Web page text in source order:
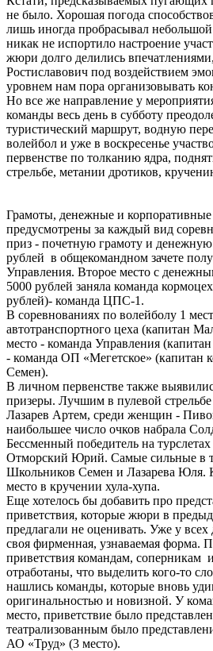
не было. Хорошая погода
лишь иногда пробрасывал
никак не испортило настроение
жюри долго делились
Ростиславович под воздействием
уровнем нам пора организовывать
Но все же направление у
команды весь день в субботу
туристический маршрут, водную
волейбол и уже в воскресенье
первенстве по толканию ядра,
стрельбе, метании дротиков,
Грамоты, денежные и
предусмотрены за каждый вид
приз - почетную грамоту и
рублей в общекомандном зачете
Управления. Второе место с
5000 рублей заняла команда
рублей)- команда ЦПС-1.
В соревнованиях по волейболу 1
автотранспортного цеха (капитан
место - команда Управления
- команда ОП «Мегетское» (капитан
Семен).
В личном первенстве также
призеры. Лучшим в пулевой
Лазарев Артем, среди женщин -
наибольшее число очков набрала
Бессменный победитель на
Отморский Юрий. Самые сильные в
Школьников Семен и Лазарева Юля.
место в кручении хула-хупа.
Еще хотелось бы добавить про
приветствия, которые жюри в
предлагали не оценивать. Уже у
своя фирменная, узнаваемая форма.
приветствия командам, соперникам
отработаны, что выделить кого-то
нашлись команды, которые вновь
оригинальностью и новизной. У
место, приветствие было
театрализованным было
АО «Труд» (3 место).